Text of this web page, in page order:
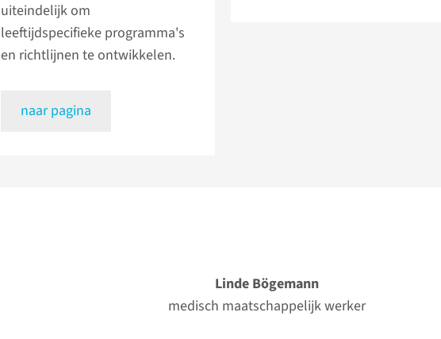
uiteindelijk om
leeftijdspecifieke programma's
en richtlijnen te ontwikkelen.
naar pagina
Linde Bögemann
medisch maatschappelijk werker